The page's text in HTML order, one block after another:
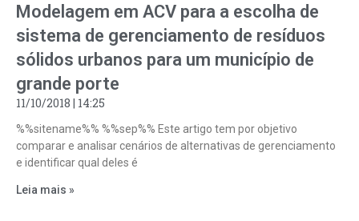
Modelagem em ACV para a escolha de
sistema de gerenciamento de resíduos
sólidos urbanos para um município de
grande porte
11/10/2018 14:25
%%sitename%% %%sep%% Este artigo tem por objetivo
comparar e analisar cenários de alternativas de gerenciamento
e identificar qual deles é
Leia mais »